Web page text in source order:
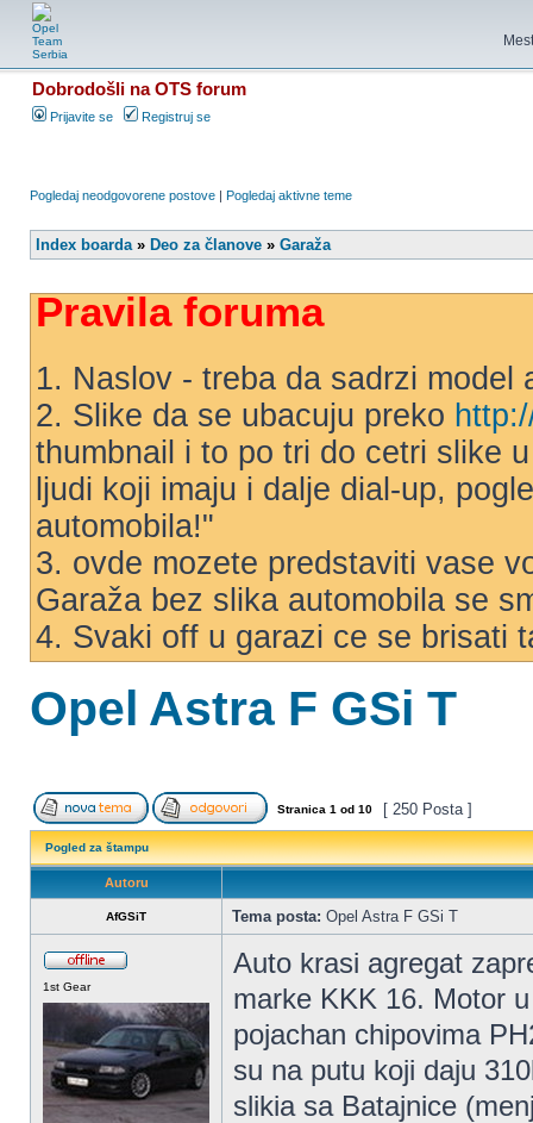
Dobrodošli na OTS forum
Prijavite se Registruj se
Pogledaj neodgovorene postove | Pogledaj aktivne teme
Index boarda» Deo za članove » Garaža
Pravila foruma
1. Naslov - treba da sadrzi model
2. Slike da se ubacuju preko
thumbnail i to po tri do cetri slike
ljudi koji imaju i dalje dial-up,
automobila!"
3. ovde mozete predstaviti vase
Garaža bez slika automobila se
4. Svaki off u garazi ce se brisati
Opel Astra F GSi T
Stranica 1 od 10 [ 250 Posta ]
Pogled za štampu
Autoru
AfGSiT Tema posta: Opel Astra F GSi T
1st Gear
Auto krasi agregat
marke KKK 16. Motor
pojachan chipovima
su na putu koji daju
slikia sa Batajnice